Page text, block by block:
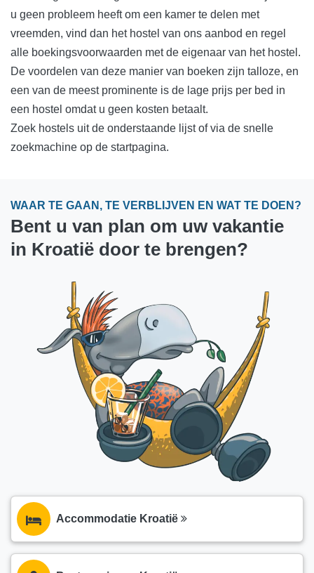
u geen probleem heeft om een kamer te delen met
vreemden, vind dan het hostel van ons aanbod en regel
alle boekingsvoorwaarden met de eigenaar van het hostel.
De voordelen van deze manier van boeken zijn talloze, en
een van de meest prominente is de lage prijs per bed in
een hostel omdat u geen kosten betaalt.
Zoek hostels uit de onderstaande lijst of via de snelle
zoekmachine op de startpagina.
WAAR TE GAAN, TE VERBLIJVEN EN WAT TE DOEN?
Bent u van plan om uw vakantie
in Kroatië door te brengen?
Accommodatie Kroatië